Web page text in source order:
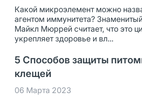
Какой микроэлемент можно
агентом иммунитета?
Майкл Мюррей считает, что это
укрепляет здоровье и вл...
5 Способов защиты
клещей
06 Марта 2023